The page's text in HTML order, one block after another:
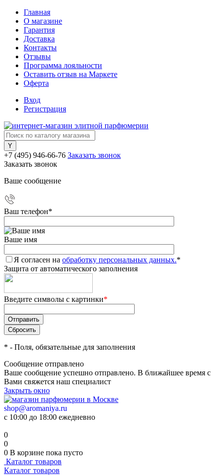
Главная
О магазине
Гарантия
Доставка
Контакты
Отзывы
Программа лояльности
Оставить отзыв на Маркете
Оферта
Вход
Регистрация
+7 (495) 946-66-76 Заказать звонок
Заказать звонок
Ваше сообщение
Ваш телефон*
Ваше имя
Я согласен на обработку персональных данных.*
Защита от автоматического заполнения
Введите символы с картинки*
* - Поля, обязательные для заполнения
Сообщение отправлено
Ваше сообщение успешно отправлено. В ближайшее время с
Вами свяжется наш специалист
Закрыть окно
shop@aromaniya.ru
с 10:00 до 18:00 ежедневно
0
0
0 В корзине пока пусто
Каталог товаров
Каталог товаров